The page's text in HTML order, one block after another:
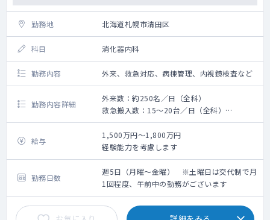
勤務地 北海道札幌市清田区
科目 消化器内科
勤務内容 外来、救急対応、病棟管理、内視鏡検査など
勤務内容詳細
外来数：約250名／日（全科）
救急搬入数：15～20台／日（全科）
外来・病棟管理・内視鏡検査治療・救急対応
をお願いします
・外来（一般内科・消化器）：週3コマ程度
・病棟：10名程度を主治医として担当してい
ただきます（消化器内科系疾患の方は全体で
40名程度）
・内視鏡検査（上部下部）：コマ数は応相談
（経口・経鼻どちらもございます）
給与
1,500万円～1,800万円
経験能力を考慮します
勤務日数
週5日（月曜～金曜） ※土曜日は交代制で月
1回程度、午前中の勤務がございます